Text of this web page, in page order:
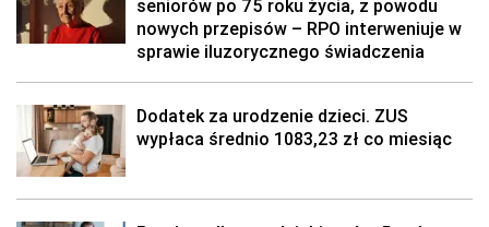
seniorów po 75 roku życia, z powodu
nowych przepisów – RPO interweniuje w
sprawie iluzorycznego świadczenia
Dodatek za urodzenie dzieci. ZUS
wypłaca średnio 1083,23 zł co miesiąc